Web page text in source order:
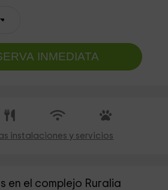
INMEDIATA
instalaciones y servicios
en el complejo Ruralia